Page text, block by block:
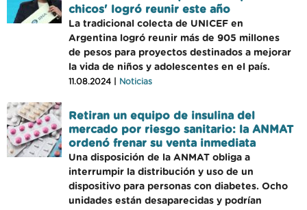
chicos' logró reunir este año
La tradicional colecta de UNICEF en
Argentina logró reunir más de 905 millones
de pesos para proyectos destinados a mejorar
la vida de niños y adolescentes en el país.
11.08.2024 | Noticias
Retiran un equipo de insulina del
mercado por riesgo sanitario: la ANMAT
ordenó frenar su venta inmediata
Una disposición de la ANMAT obliga a
interrumpir la distribución y uso de un
dispositivo para personas con diabetes. Ocho
unidades están desaparecidas y podrían